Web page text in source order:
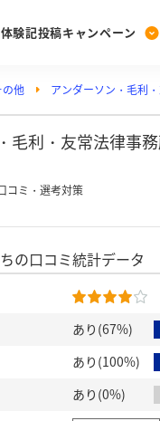
体験記投稿キャンペーン
Post
投稿する
ランキング
Vote
PickUp
注目の企業
動画で知ろう
他 アンダーソン・毛利
毛利・友常法律事
コミ・選考対策
の口コミ統計データ
あり(67%)
あり(100%)
あり(0%)